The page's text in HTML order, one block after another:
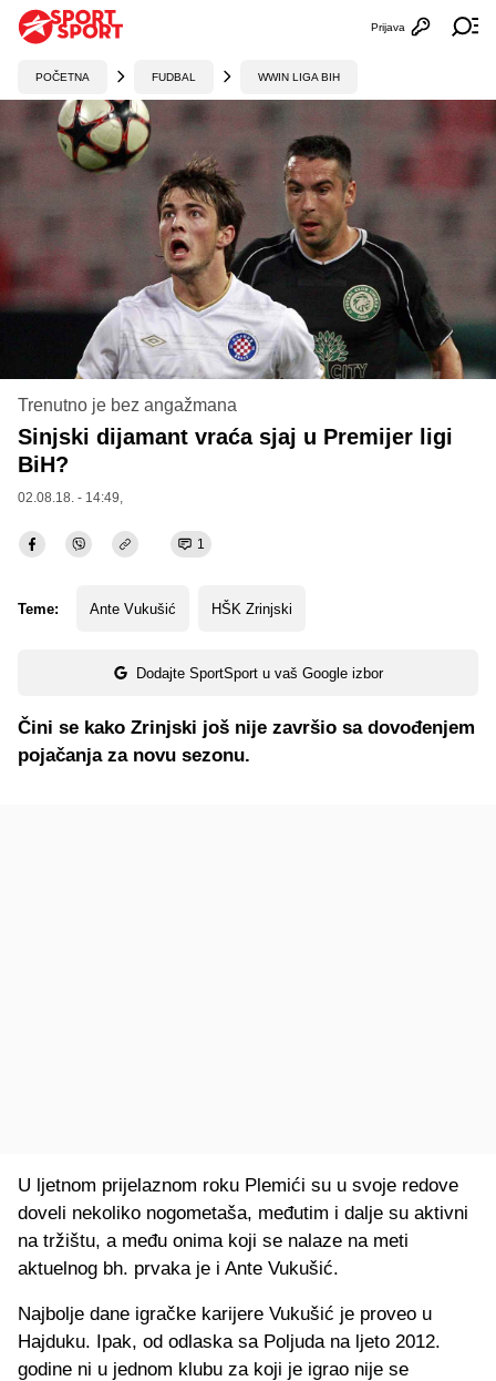
Otvori
Prijava
POČETNA FUDBAL WWIN LIGA BIH
Trenutno je bez angažmana
Sinjski dijamant vraća sjaj u Premijer ligi
BiH?
02.08.18. - 14:49,
1
Teme: Ante Vukušić HŠK Zrinjski
Dodajte SportSport u vaš Google izbor
Čini se kako Zrinjski još nije završio sa dovođenjem
pojačanja za novu sezonu.
U ljetnom prijelaznom roku Plemići su u svoje redove
doveli nekoliko nogometaša, međutim i dalje su aktivni
na tržištu, a među onima koji se nalaze na meti
aktuelnog bh. prvaka je i Ante Vukušić.
Najbolje dane igračke karijere Vukušić je proveo u
Hajduku. Ipak, od odlaska sa Poljuda na ljeto 2012.
godine ni u jednom klubu za koji je igrao nije se